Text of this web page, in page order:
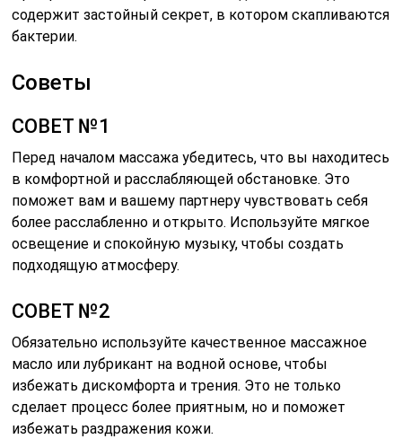
содержит застойный секрет, в котором скапливаются
бактерии.
Советы
СОВЕТ №1
Перед началом массажа убедитесь, что вы находитесь
в комфортной и расслабляющей обстановке. Это
поможет вам и вашему партнеру чувствовать себя
более расслабленно и открыто. Используйте мягкое
освещение и спокойную музыку, чтобы создать
подходящую атмосферу.
СОВЕТ №2
Обязательно используйте качественное массажное
масло или лубрикант на водной основе, чтобы
избежать дискомфорта и трения. Это не только
сделает процесс более приятным, но и поможет
избежать раздражения кожи.